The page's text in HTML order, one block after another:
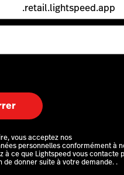
.retail.lightspeed.app
vous acceptez nos
personnelles conformément à
à ce que Lightspeed vous contacte
de donner suite à votre demande. .